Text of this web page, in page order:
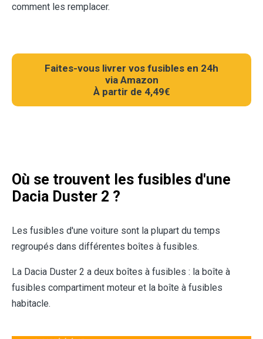
comment les remplacer.
Faites-vous livrer vos fusibles en 24h
via Amazon
À partir de 4,49€
Où se trouvent les fusibles d'une
Dacia Duster 2 ?
Les fusibles d'une voiture sont la plupart du temps
regroupés dans différentes boîtes à fusibles.
La Dacia Duster 2 a deux boîtes à fusibles : la boîte à
fusibles compartiment moteur et la boîte à fusibles
habitacle.